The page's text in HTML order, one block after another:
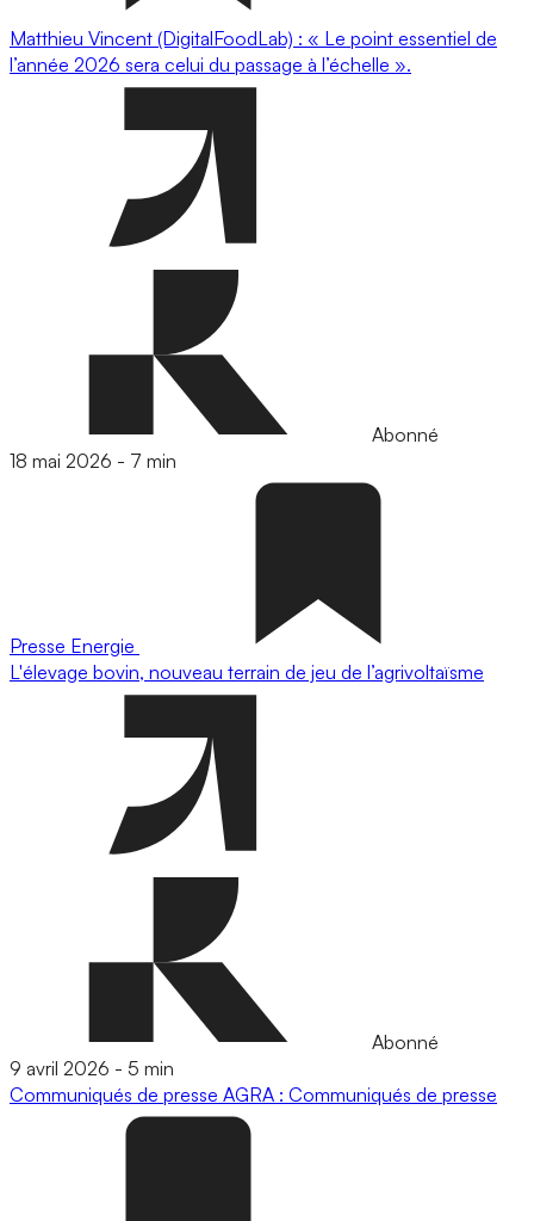
Matthieu Vincent (DigitalFoodLab) : « Le point essentiel de
l’année 2026 sera celui du passage à l’échelle ».
Abonné
18 mai 2026 - 7 min
Presse Energie
L'élevage bovin, nouveau terrain de jeu de l’agrivoltaïsme
Abonné
9 avril 2026 - 5 min
Communiqués de presse AGRA : Communiqués de presse